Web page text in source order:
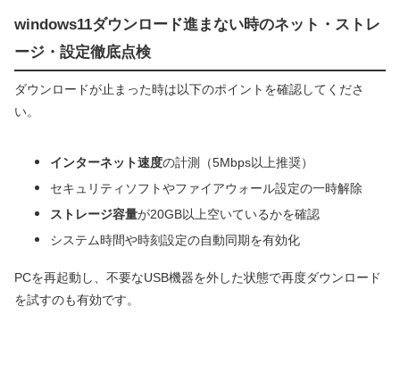
windows11ダウンロード進まない時のネット・ストレ
ージ・設定徹底点検
ダウンロードが止まった時は以下のポイントを確認してくださ
い。
インターネット速度の計測（5Mbps以上推奨）
セキュリティソフトやファイアウォール設定の一時解除
ストレージ容量が20GB以上空いているかを確認
システム時間や時刻設定の自動同期を有効化
PCを再起動し、不要なUSB機器を外した状態で再度ダウンロード
を試すのも有効です。